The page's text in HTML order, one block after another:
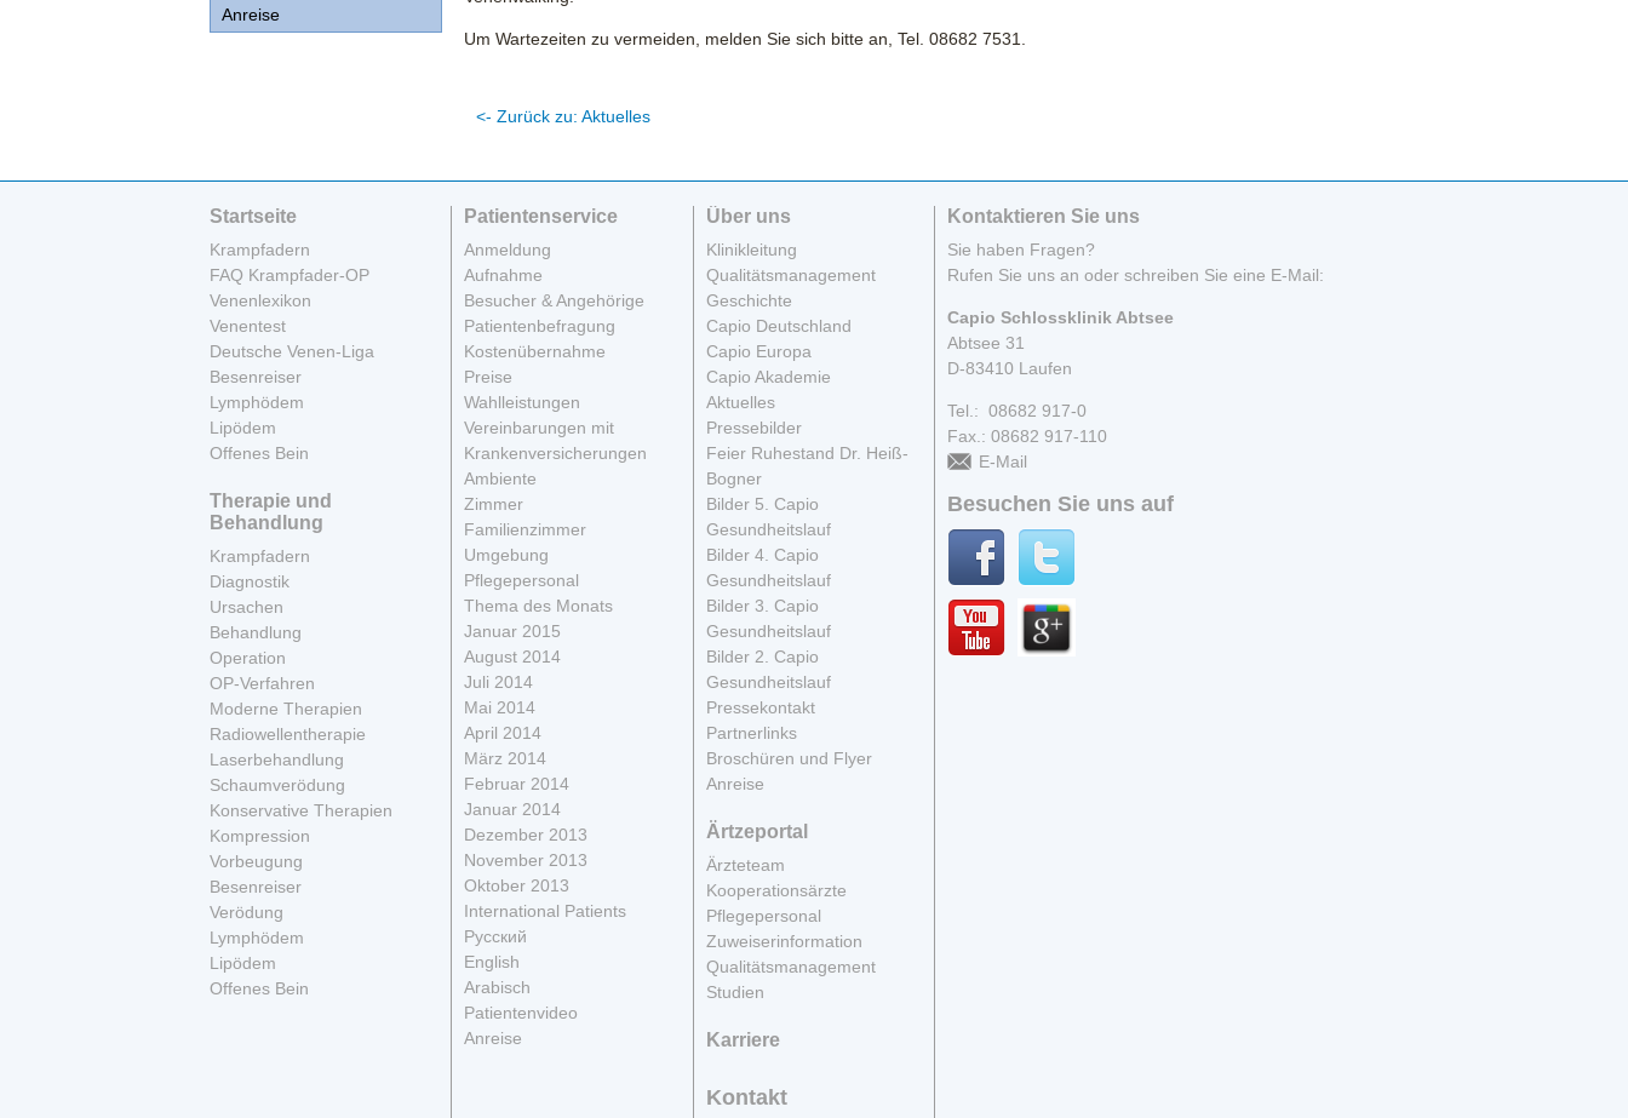
Anreise
Um Wartezeiten zu vermeiden, melden Sie sich bitte an, Tel. 08682 7531.
<- Zurück zu: Aktuelles
Startseite
Krampfadern
FAQ Krampfader-OP
Venenlexikon
Venentest
Deutsche Venen-Liga
Besenreiser
Lymphödem
Lipödem
Offenes Bein
Therapie und
Behandlung
Krampfadern
Diagnostik
Ursachen
Behandlung
Operation
OP-Verfahren
Moderne Therapien
Radiowellentherapie
Laserbehandlung
Schaumverödung
Konservative Therapien
Kompression
Vorbeugung
Besenreiser
Verödung
Lymphödem
Lipödem
Offenes Bein
Patientenservice
Anmeldung
Aufnahme
Besucher & Angehörige
Patientenbefragung
Kostenübernahme
Preise
Wahlleistungen
Vereinbarungen mit
Krankenversicherungen
Ambiente
Zimmer
Familienzimmer
Umgebung
Pflegepersonal
Thema des Monats
Januar 2015
August 2014
Juli 2014
Mai 2014
April 2014
März 2014
Februar 2014
Januar 2014
Dezember 2013
November 2013
Oktober 2013
International Patients
Русский
English
Arabisch
Patientenvideo
Anreise
Über uns
Klinikleitung
Qualitätsmanagement
Geschichte
Capio Deutschland
Capio Europa
Capio Akademie
Aktuelles
Pressebilder
Feier Ruhestand Dr. Heiß-
Bogner
Bilder 5. Capio
Gesundheitslauf
Bilder 4. Capio
Gesundheitslauf
Bilder 3. Capio
Gesundheitslauf
Bilder 2. Capio
Gesundheitslauf
Pressekontakt
Partnerlinks
Broschüren und Flyer
Anreise
Ärtzeportal
Ärzteteam
Kooperationsärzte
Pflegepersonal
Zuweiserinformation
Qualitätsmanagement
Studien
Karriere
Kontakt
Kontaktieren Sie uns
Sie haben Fragen?
Rufen Sie uns an oder schreiben Sie eine E-Mail:
Capio Schlossklinik Abtsee
Abtsee 31
D-83410 Laufen
Tel.: 08682 917-0
Fax.: 08682 917-110
E-Mail
Besuchen Sie uns auf